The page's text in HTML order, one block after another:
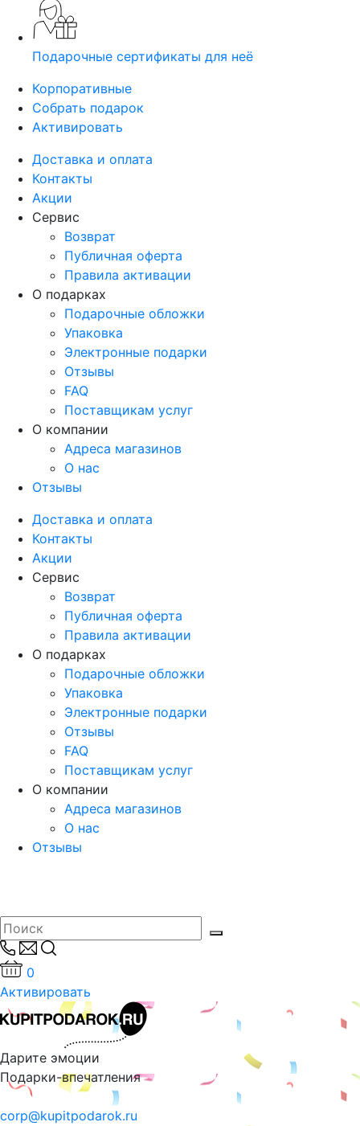
Подарочные сертификаты для неё
Корпоративные
Собрать подарок
Активировать
Доставка и оплата
Контакты
Акции
Сервис
Возврат
Публичная оферта
Правила активации
О подарках
Подарочные обложки
Упаковка
Электронные подарки
Отзывы
FAQ
Поставщикам услуг
О компании
Адреса магазинов
О нас
Отзывы
Доставка и оплата
Контакты
Акции
Сервис
Возврат
Публичная оферта
Правила активации
О подарках
Подарочные обложки
Упаковка
Электронные подарки
Отзывы
FAQ
Поставщикам услуг
О компании
Адреса магазинов
О нас
Отзывы
0
Активировать
Дарите эмоции
Подарки-впечатления
corp@kupitpodarok.ru